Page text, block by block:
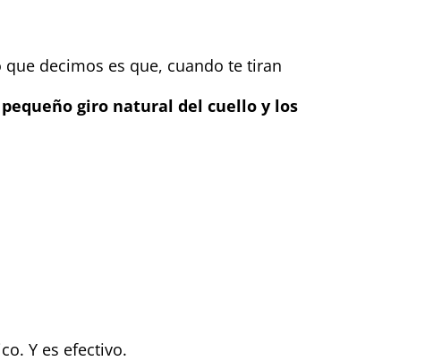
decimos es que, cuando te tiran
giro natural del cuello y los
Y es efectivo.